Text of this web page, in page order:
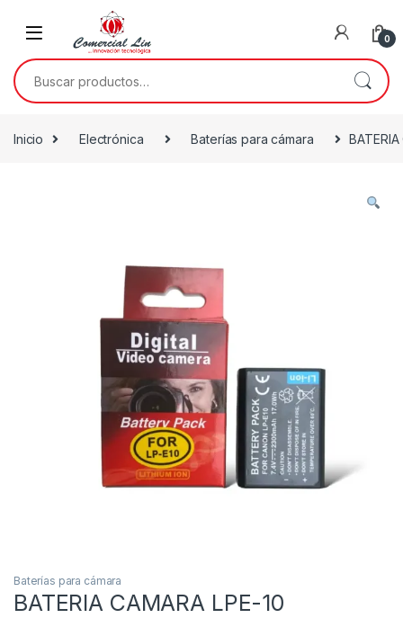
0
Inicio Electrónica Baterías para cámara
Baterías para cámara
BATERIA CAMARA LPE-10